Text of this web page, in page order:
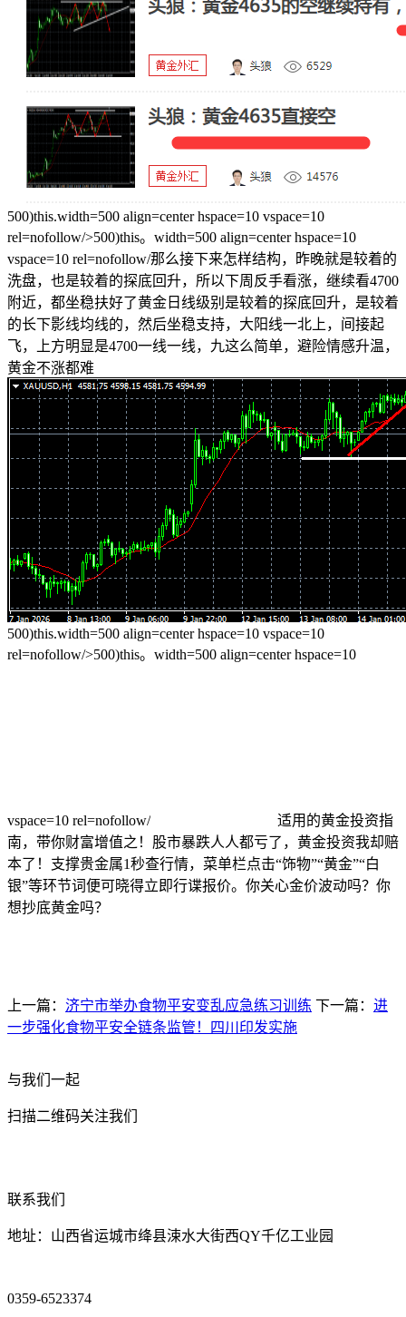
500)this.width=500 align=center hspace=10 vspace=10
rel=nofollow/>500)this。width=500 align=center hspace=10
vspace=10 rel=nofollow/那么接下来怎样结构，昨晚就是较着的
洗盘，也是较着的探底回升，所以下周反手看涨，继续看4700
附近，都坐稳扶好了黄金日线级别是较着的探底回升，是较着
的长下影线均线的，然后坐稳支持，大阳线一北上，间接起
飞，上方明显是4700一线一线，九这么简单，避险情感升温，
黄金不涨都难
500)this.width=500 align=center hspace=10 vspace=10
rel=nofollow/>500)this。width=500 align=center hspace=10
vspace=10 rel=nofollow/
适用的黄金投资指
南，带你财富增值之！股市暴跌人人都亏了，黄金投资我却赔
本了！支撑贵金属1秒查行情，菜单栏点击“饰物”“黄金”“白
银”等环节词便可晓得立即行谍报价。你关心金价波动吗？你
想抄底黄金吗？
上一篇： 济宁市举办食物平安变乱应急练习训练 下一篇： 进
一步强化食物平安全链条监管！四川印发实施
与我们一起
扫描二维码关注我们
联系我们
地址：山西省运城市绛县涑水大街西QY千亿工业园
0359-6523374